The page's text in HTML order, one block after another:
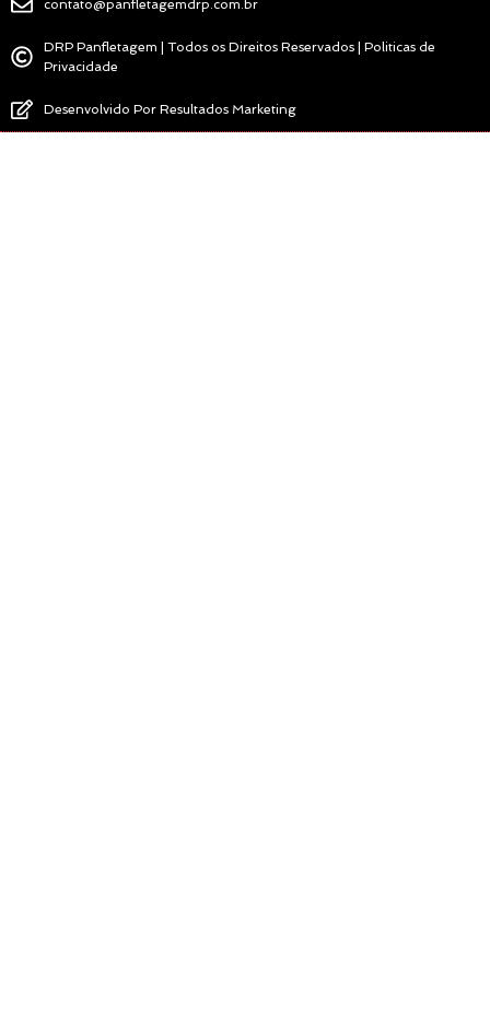
contato@panfletagemdrp.com.br
DRP Panfletagem | Todos os Direitos Reservados | Politicas de
Privacidade
Desenvolvido Por Resultados Marketing